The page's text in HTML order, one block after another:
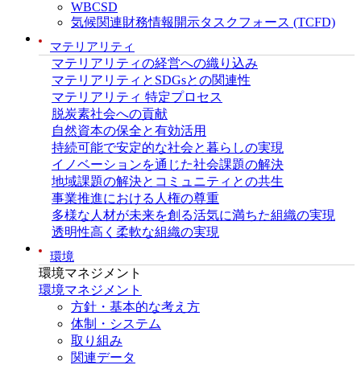
WBCSD
気候関連財務情報開示タスクフォース (TCFD)
マテリアリティ
マテリアリティの経営への織り込み
マテリアリティとSDGsとの関連性
マテリアリティ 特定プロセス
脱炭素社会への貢献
自然資本の保全と有効活用
持続可能で安定的な社会と暮らしの実現
イノベーションを通じた社会課題の解決
地域課題の解決とコミュニティとの共生
事業推進における人権の尊重
多様な人材が未来を創る活気に満ちた組織の実現
透明性高く柔軟な組織の実現
環境
環境マネジメント
環境マネジメント
方針・基本的な考え方
体制・システム
取り組み
関連データ